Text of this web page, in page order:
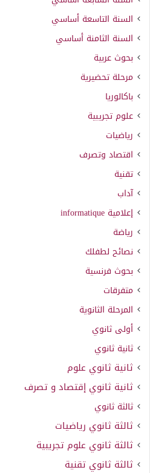
السنة التاسعة أساسي
السنة الثامنة أساسي
بحوث عربية
مرحلة تحضيرية
باكالوريا
علوم تجريبية
رياضيات
اقتصاد وتصرف
تقنية
آداب
إعلامية informatique
رياضة
نصائح لطفلك
بحوث فرنسية
متفرقات
المرحلة الثانوية
أولى ثانوي
ثانية ثانوي
ثانية ثانوي علوم
ثانية ثانوي إقتصاد و تصرف
ثالثة ثانوي
ثالثة ثانوي رياضيات
ثالثة ثانوي علوم تجريبية
ثالثة ثانوي تقنية